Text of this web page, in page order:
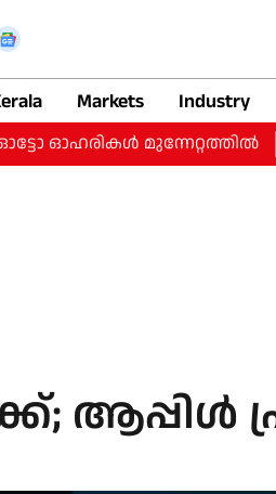
Markets Industry
ഓഹരികള്‍ മുന്നേറ്റത്തില്‍
ആപ്പിൾ